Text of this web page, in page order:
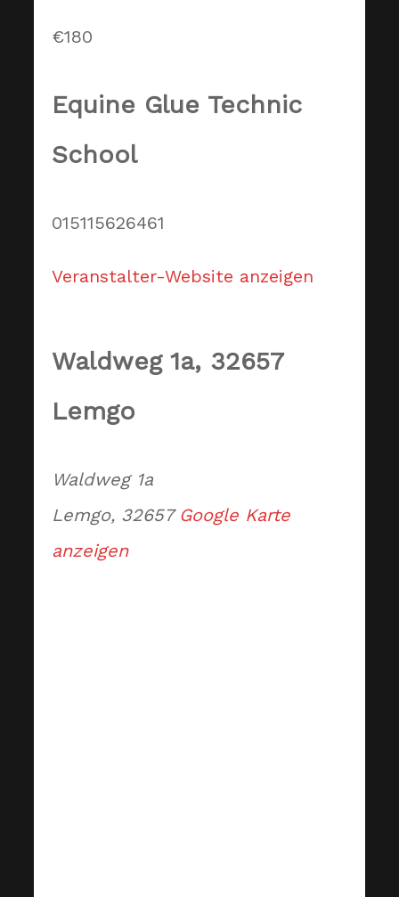
€180
Equine Glue Technic
School
015115626461
Veranstalter-Website anzeigen
Waldweg 1a, 32657
Lemgo
Waldweg 1a
Lemgo, 32657 Google Karte
anzeigen